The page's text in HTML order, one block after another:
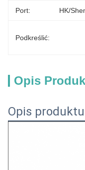
Port: HK/
Podkreślić:
Opis
Opis produktu